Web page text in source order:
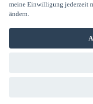
meine Einwilligung jederzeit
ändern.